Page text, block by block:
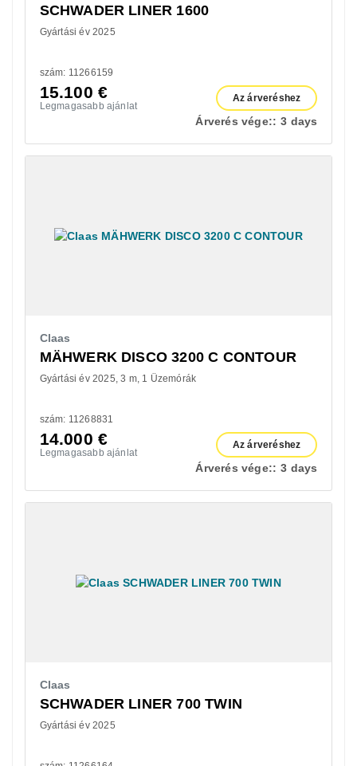
SCHWADER LINER 1600
Gyártási év 2025
szám: 11266159
15.100 €
Legmagasabb ajánlat
Az árveréshez
Árverés vége:: 3 days
Claas
MÄHWERK DISCO 3200 C CONTOUR
Gyártási év 2025 3 m 1 Üzemórák
szám: 11268831
14.000 €
Legmagasabb ajánlat
Az árveréshez
Árverés vége:: 3 days
Claas
SCHWADER LINER 700 TWIN
Gyártási év 2025